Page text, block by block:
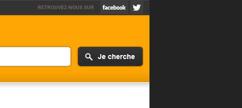
RETROUVEZ-NOUS SUR